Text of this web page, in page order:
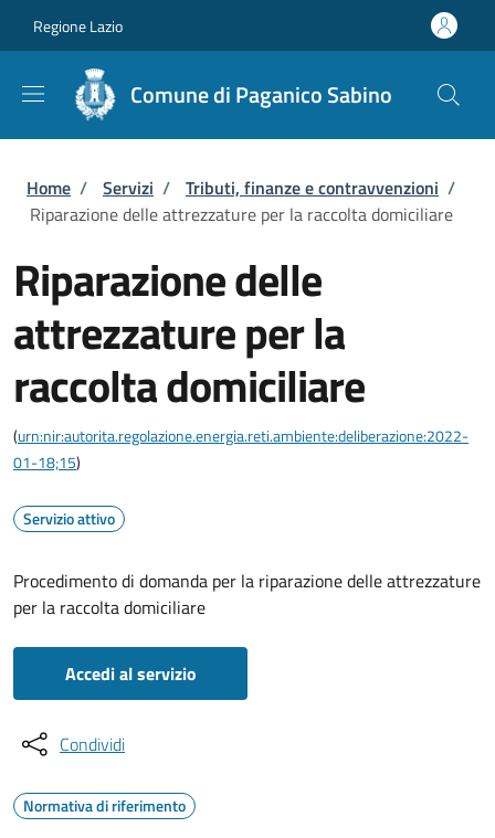
Regione Lazio
Comune di Paganico Sabino
Briciole di pane
Home / Servizi / Tributi, finanze e contravvenzioni /
Riparazione delle attrezzature per la raccolta domiciliare
Riparazione delle
attrezzature per la
raccolta domiciliare
(urn:nir:autorita.regolazione.energia.reti.ambiente:deliberazione:2022-
01-18;15)
Servizio attivo
Procedimento di domanda per la riparazione delle attrezzature
per la raccolta domiciliare
Accedi al servizio
Condividi
Normativa di riferimento